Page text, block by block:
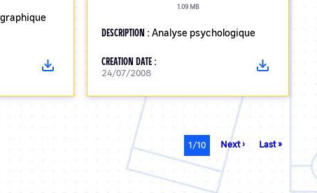
1.09 MB
DESCRIPTION : Analyse psychologique
CREATION DATE :
24/07/2008
Current
page
1/10
Next
page
Next ›
Last
Last »